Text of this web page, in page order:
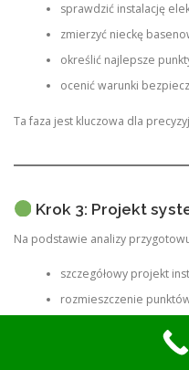
sprawdzić instalację
zmierzyć nieckę
określić najlepsze
ocenić warunki
Ta faza jest kluczowa dla
Krok 3: Projekt
Na podstawie analizy
szczegółowy projekt
rozmieszczenie
wizualizację efektu